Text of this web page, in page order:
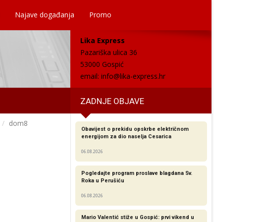
Najave događanja Promo
Lika Express
Pazariška ulica 36
53000 Gospić
email: info@lika-express.hr
ZADNJE OBJAVE
dom8
Obavijest o prekidu opskrbe električnom
energijom za dio naselja Cesarica
06.08.2026
Pogledajte program proslave blagdana Sv.
Roka u Perušiću
06.08.2026
Mario Valentić stiže u Gospić: prvi vikend u